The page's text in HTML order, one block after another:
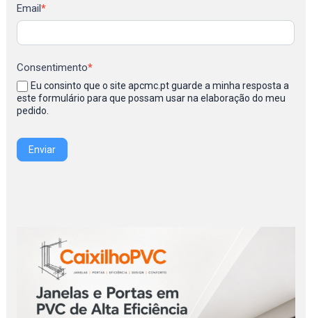
Newsletter
Email*
Consentimento*
Eu consinto que o site apcmc.pt guarde a minha resposta a
este formulário para que possam usar na elaboração do meu
pedido.
Enviar